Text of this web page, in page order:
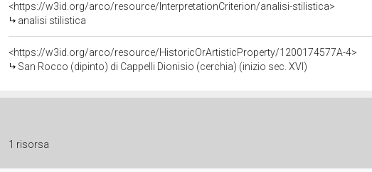
<https://w3id.org/arco/resource/InterpretationCriterion/analisi-stilistica>
analisi stilistica
<https://w3id.org/arco/resource/HistoricOrArtisticProperty/1200174577A-4>
San Rocco (dipinto) di Cappelli Dionisio (cerchia) (inizio sec. XVI)
1 risorsa